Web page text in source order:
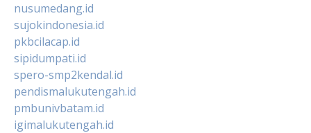
nusumedang.id
sujokindonesia.id
pkbcilacap.id
sipidumpati.id
spero-smp2kendal.id
pendismalukutengah.id
pmbunivbatam.id
igimalukutengah.id